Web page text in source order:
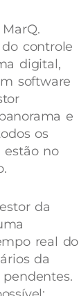
controle
digital,
software
e
os
estão no
da
real do
da